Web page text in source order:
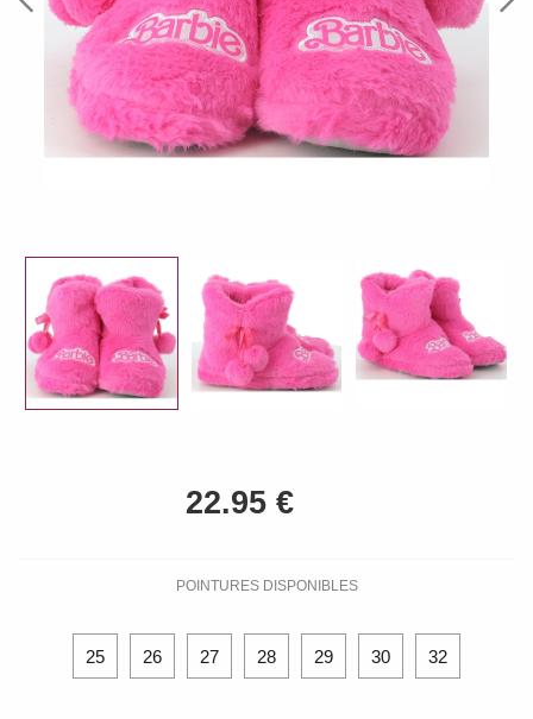
Previous
POINTURES DISPONIBLES
25 26 27 28 29 30 32